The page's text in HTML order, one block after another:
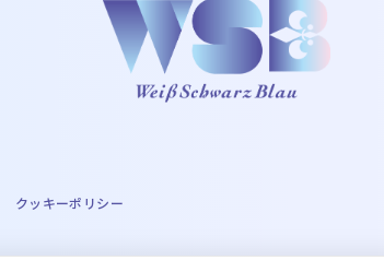
クッキーポリシー